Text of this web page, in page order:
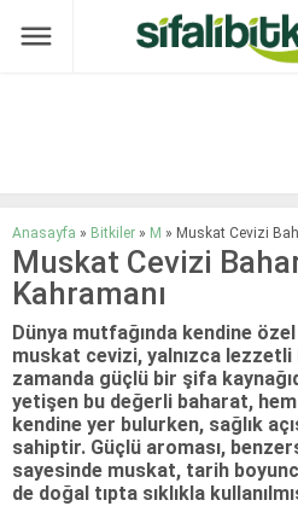
Anasayfa » Bitkiler » M » Muskat Cevizi
Muskat Cevizi
Kahramanı
Dünya mutfağında kendine
muskat cevizi, yalnızca lezzetli
zamanda güçlü bir şifa
yetişen bu değerli baharat,
kendine yer bulurken, sağlık
sahiptir. Güçlü aroması,
sayesinde muskat, tarih
de doğal tıpta sıklıkla